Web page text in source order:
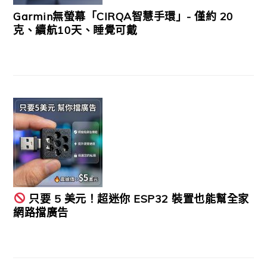
Garmin無螢幕「CIRQA智慧手環」- 僅約 20
克、續航10天、睡覺可戴
只要 5 美元！超迷你 ESP32 裝置也能幫全家
網路擋廣告